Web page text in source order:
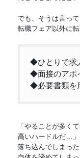
でも、そうは言って
転職フェア以外に
◆ひとりで求
◆面接のアポ
◆必要書類を
「やることが多く
高いハードルだ…」
落ち込んでしまっ